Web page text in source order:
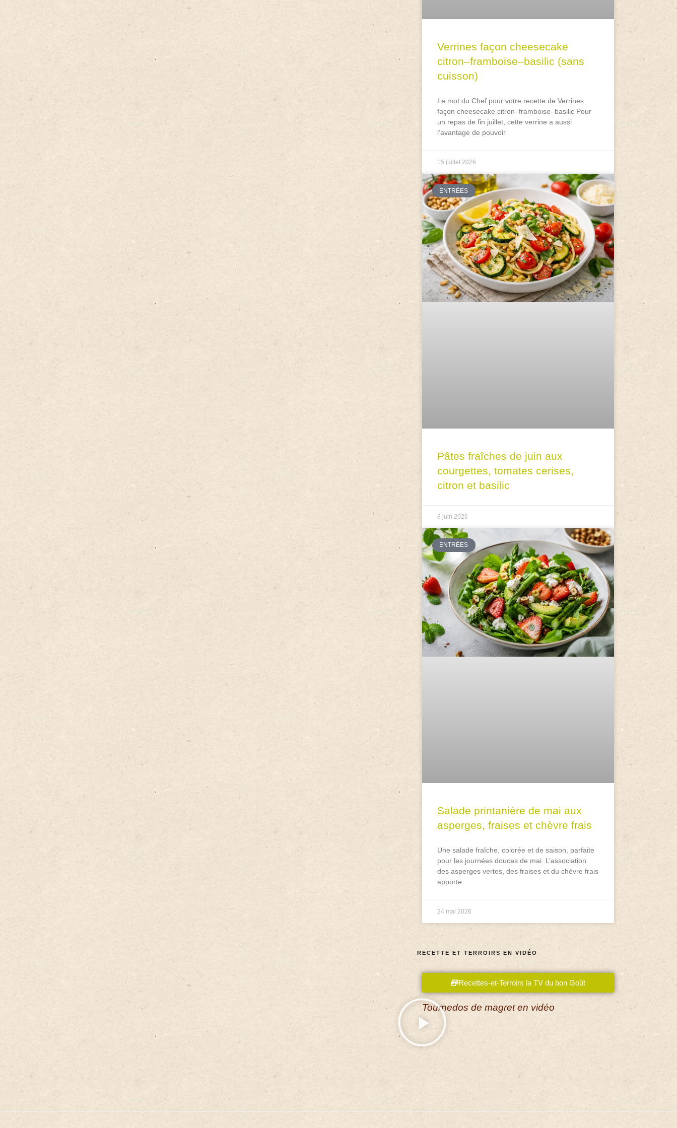
Verrines façon cheesecake
citron–framboise–basilic (sans
cuisson)
Le mot du Chef pour votre recette de Verrines
façon cheesecake citron–framboise–basilic Pour
un repas de fin juillet, cette verrine a aussi
l’avantage de pouvoir
15 juillet 2026
ENTRÉES
Pâtes fraîches de juin aux
courgettes, tomates cerises,
citron et basilic
8 juin 2026
ENTRÉES
Salade printanière de mai aux
asperges, fraises et chèvre frais
Une salade fraîche, colorée et de saison, parfaite
pour les journées douces de mai. L’association
des asperges vertes, des fraises et du chèvre frais
apporte
24 mai 2026
RECETTE ET TERROIRS EN VIDÉO
Recettes-et-Terroirs la TV du bon Goût
Tournedos de magret en vidéo